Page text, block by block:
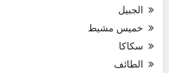
الجبيل
خميس مشيط
سكاكا
الطائف